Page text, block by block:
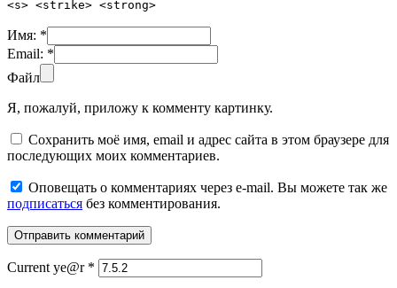
<s> <strike> <strong>
Имя: *
Email: *
Файл
Я, пожалуй, приложу к комменту картинку.
Сохранить моё имя, email и адрес сайта в этом браузере для
последующих моих комментариев.
Оповещать о комментариях через e-mail. Вы можете так же
подписаться без комментирования.
Current ye@r *